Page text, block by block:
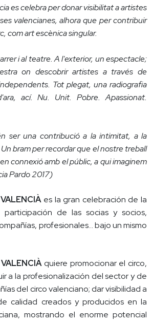
es celebra per donar visibilitat a artistes
valencianes, alhora que per contribuir
com art escènica singular.
i al teatre. A l'exterior, un espectacle;
on descobrir artistes a través de
Tot plegat, una radiografia
ací. Nu. Unit. Pobre. Apassionat.
ser una contribució a la intimitat, a la
bram per recordar que el nostre treball
connexió amb el públic, a qui imaginem
Pardo 2017)
es la gran celebración de la
participación de las socias y socios,
profesionales... bajo un mismo
quiere promocionar el circo,
a la profesionalización del sector y de
del circo valenciano; dar visibilidad a
calidad creados y producidos en la
mostrando el enorme potencial